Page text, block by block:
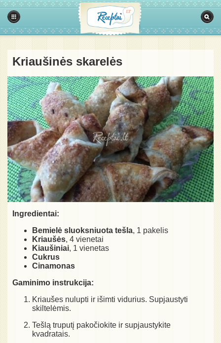
Kriaušinės skarelės
Ingredientai:
Bemielė sluoksniuota tešla, 1 pakelis
Kriaušės, 4 vienetai
Kiaušiniai, 1 vienetas
Cukrus
Cinamonas
Gaminimo instrukcija:
Kriaušes nulupti ir išimti vidurius. Supjaustyti
skiltelėmis.
Tešlą truputį pakočiokite ir supjaustykite
kvadratais.